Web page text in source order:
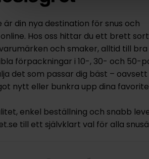
är din nya destination för snus och
Hos oss hittar du ett brett
och smaker, alltid till bra
förpackningar i 10-, 30- och 50-
det som passar dig bäst – oavsett
nytt eller bunkra upp dina
enkel beställning och snabb
till ett självklart val för alla